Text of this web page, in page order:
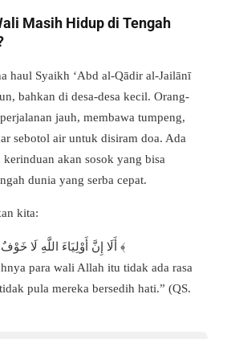
Masih Hidup di Tengah
haul Syaikh ‘Abd al-Qādir al-Jailānī
bahkan di desa-desa kecil. Orang-
jauh, membawa tumpeng,
sebotol air untuk disiram doa. Ada
kerinduan akan sosok yang bisa
dunia yang serba cepat.
kita:
﴿ أَلَا إِنَّ أَوْلِيَاءَ اللَّهِ لَا خَوْفٌ عَلَيْهِمْ وَلَا هُمْ يَحْزَنُونَ ﴾
para wali Allah itu tidak ada rasa
pula mereka bersedih hati.” (QS.